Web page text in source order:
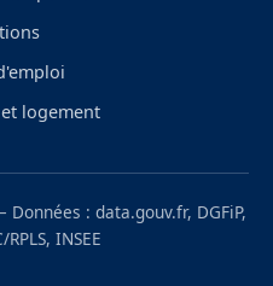
logement
Données : data.gouv.fr, DGFiP,
INSEE